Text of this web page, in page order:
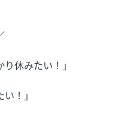
り休みたい！」
！」